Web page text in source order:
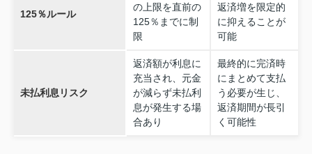
125％ルール
の上限を直前の
125％までに制
限
返済増を限定的
に抑えることが
可能
未払利息リスク
返済額が利息に
充当され、元金
が減らず未払利
息が発生する場
合あり
最終的に完済時
にまとめて支払
う必要が生じ、
返済期間が長引
く可能性